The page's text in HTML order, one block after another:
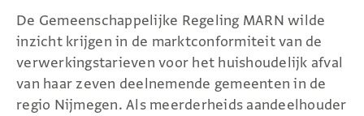
De Gemeenschappelijke Regeling MARN wilde
inzicht krijgen in de marktconformiteit van de
verwerkingstarieven voor het huishoudelijk afval
van haar zeven deelnemende gemeenten in de
regio Nijmegen. Als meerderheids aandeelhouder